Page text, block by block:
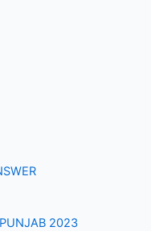
2023